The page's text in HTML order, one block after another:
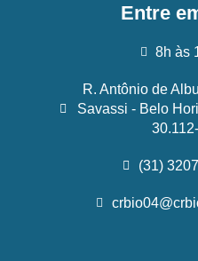
Entre
8h às
R. Antônio de
Savassi - Belo
(31)